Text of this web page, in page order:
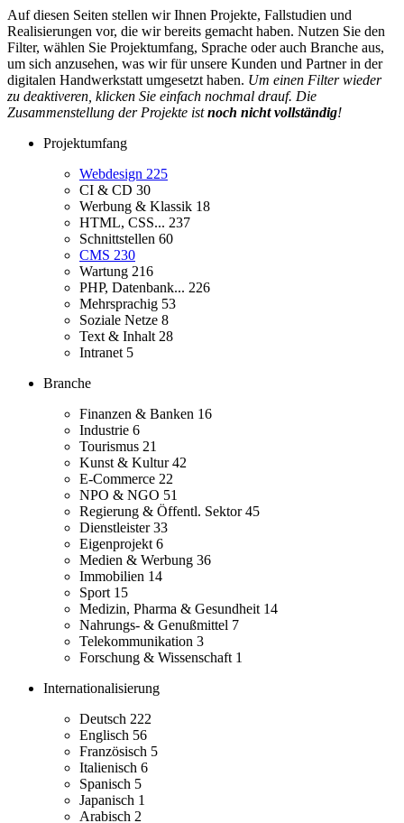
Auf diesen Seiten stellen wir Ihnen Projekte, Fallstudien und
Realisierungen vor, die wir bereits gemacht haben. Nutzen Sie den
Filter, wählen Sie Projektumfang, Sprache oder auch Branche aus,
um sich anzusehen, was wir für unsere Kunden und Partner in der
digitalen Handwerkstatt umgesetzt haben. Um einen Filter wieder
zu deaktiveren, klicken Sie einfach nochmal drauf. Die
Zusammenstellung der Projekte istnoch nicht vollständig!
Projektumfang
Webdesign 225
CI & CD 30
Werbung & Klassik 18
HTML, CSS... 237
Schnittstellen 60
CMS 230
Wartung 216
PHP, Datenbank... 226
Mehrsprachig 53
Soziale Netze 8
Text & Inhalt 28
Intranet 5
Branche
Finanzen & Banken 16
Industrie 6
Tourismus 21
Kunst & Kultur42
E-Commerce 22
NPO & NGO 51
Regierung & Öffentl. Sektor45
Dienstleister33
Eigenprojekt 6
Medien & Werbung 36
Immobilien 14
Sport 15
Medizin, Pharma & Gesundheit 14
Nahrungs- & Genußmittel 7
Telekommunikation 3
Forschung & Wissenschaft 1
Internationalisierung
Deutsch 222
Englisch 56
Französisch 5
Italienisch 6
Spanisch 5
Japanisch 1
Arabisch 2